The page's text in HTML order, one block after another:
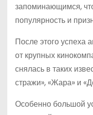
запоминающимся,
популярность и
После этого успеха
от крупных
снялась в таких
стражи», «Жара» и
Особенно большой